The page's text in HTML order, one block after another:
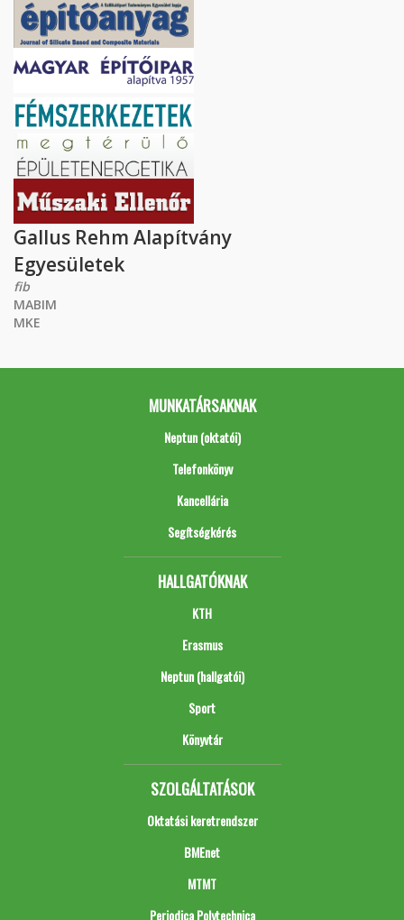
Gallus Rehm Alapítvány
Egyesületek
fib
MABIM
MKE
MUNKATÁRSAKNAK
Neptun (oktatói)
Telefonkönyv
Kancellária
Segítségkérés
HALLGATÓKNAK
KTH
Erasmus
Neptun (hallgatói)
Sport
Könyvtár
SZOLGÁLTATÁSOK
Oktatási keretrendszer
BMEnet
MTMT
Periodica Polytechnica